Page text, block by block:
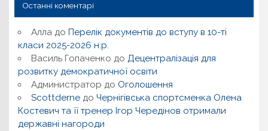
Останні коментарі
Алладо Перелік документів до вступу в 10-ті
класи 2025-2026 н.р.
Василь Гопаченко до Децентралізація для
розвитку демократичної освіти
Администратор до Оголошення
Scottderneдо Чернігівська спортсменка Олена
Костевич та її тренер Ігор Чередінов отримали
державні нагороди